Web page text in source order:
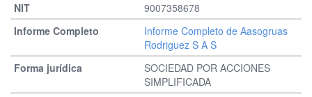
9007358678
Informe Completo de Aasogruas
Rodriguez S A S
SOCIEDAD POR ACCIONES
SIMPLIFICADA